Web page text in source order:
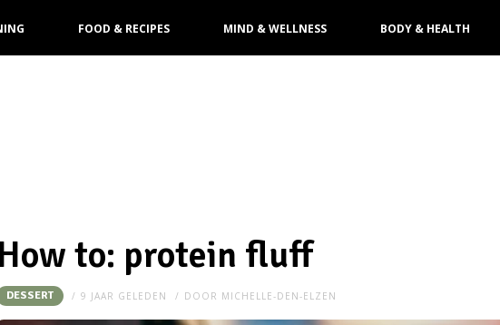
FOOD & RECIPES MIND & WELLNESS BODY & HEALTH
How to: protein fluff
DESSERT 9 JAAR GELEDEN DOOR MICHELLE-DEN-ELZEN